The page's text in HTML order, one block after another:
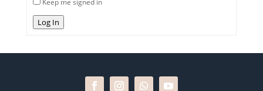
Keep me signed in
Log In